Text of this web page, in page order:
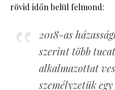
rövid időn belül felmond:
2018-as
szerint több
alkalmazottat
személyzetük